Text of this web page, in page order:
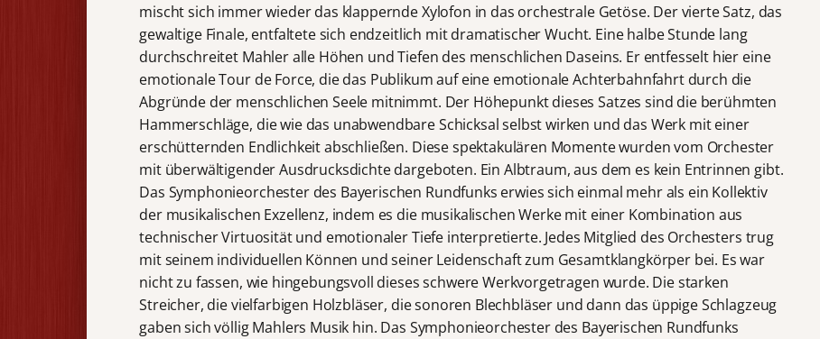
mischt sich immer wieder das klappernde Xylofon in das orchestrale Getöse. Der vierte Satz, das
gewaltige Finale, entfaltete sich endzeitlich mit dramatischer Wucht. Eine halbe Stunde lang
durchschreitet Mahler alle Höhen und Tiefen des menschlichen Daseins. Er entfesselt hier eine
emotionale Tour de Force, die das Publikum auf eine emotionale Achterbahnfahrt durch die
Abgründe der menschlichen Seele mitnimmt. Der Höhepunkt dieses Satzes sind die berühmten
Hammerschläge, die wie das unabwendbare Schicksal selbst wirken und das Werk mit einer
erschütternden Endlichkeit abschließen. Diese spektakulären Momente wurden vom Orchester
mit überwältigender Ausdrucksdichte dargeboten. Ein Albtraum, aus dem es kein Entrinnen gibt.
Das Symphonieorchester des Bayerischen Rundfunks erwies sich einmal mehr als ein Kollektiv
der musikalischen Exzellenz, indem es die musikalischen Werke mit einer Kombination aus
technischer Virtuosität und emotionaler Tiefe interpretierte. Jedes Mitglied des Orchesters trug
mit seinem individuellen Können und seiner Leidenschaft zum Gesamtklangkörper bei. Es war
nicht zu fassen, wie hingebungsvoll dieses schwere Werkvorgetragen wurde. Die starken
Streicher, die vielfarbigen Holzbläser, die sonoren Blechbläser und dann das üppige Schlagzeug
gaben sich völlig Mahlers Musik hin. Das Symphonieorchester des Bayerischen Rundfunks